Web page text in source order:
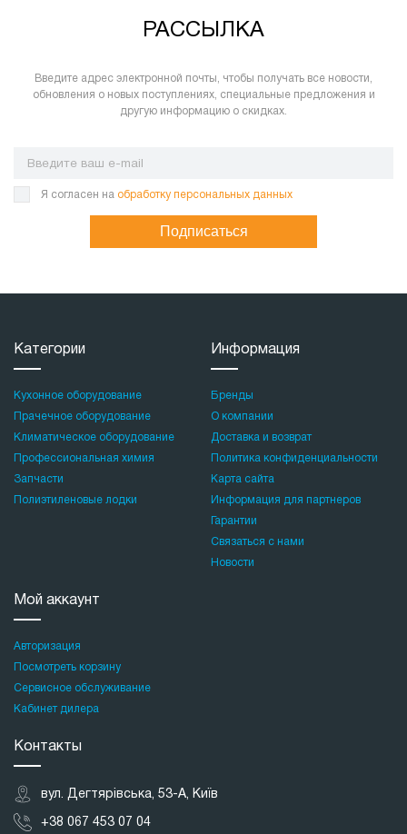
РАССЫЛКА
Введите адрес электронной почты, чтобы получать все новости,
обновления о новых поступлениях, специальные предложения и
другую информацию о скидках.
Я согласен на обработку персональных данных
Подписаться
Категории
Кухонное оборудование
Прачечное оборудование
Климатическое оборудование
Профессиональная химия
Запчасти
Полиэтиленовые лодки
Информация
Бренды
О компании
Доставка и возврат
Политика конфиденциальности
Карта сайта
Информация для партнеров
Гарантии
Связаться с нами
Новости
Мой аккаунт
Авторизация
Посмотреть корзину
Сервисное обслуживание
Кабинет дилера
Контакты
вул. Дегтярівська, 53-А, Київ
+38 067 453 07 04